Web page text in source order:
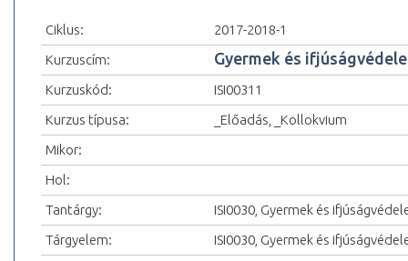
Ciklus:
2017-2018-1
Kurzuscím:
Gyermek és
Kurzuskód:
ISI00311
Kurzus típusa:
_Előadás, _Kollokvium
Mikor:
Hol:
Tantárgy:
ISI0030, Gyermek és
Tárgyelem:
ISI0030, Gyermek és